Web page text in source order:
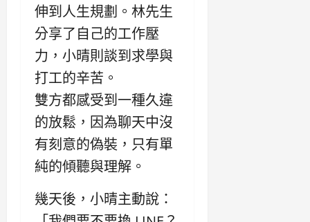
伸到人生規劃。林先生
分享了自己的工作壓
力，小晴則談到求學與
打工的辛苦。
雙方都感受到一種久違
的放鬆，因為聊天中沒
有刻意的偽裝，只有單
純的傾聽與理解。
幾天後，小晴主動說：